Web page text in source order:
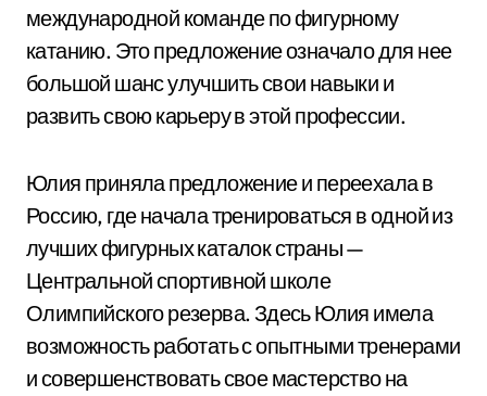
международной команде по фигурному
катанию. Это предложение означало для нее
большой шанс улучшить свои навыки и
развить свою карьеру в этой профессии.
Юлия приняла предложение и переехала в
Россию, где начала тренироваться в одной из
лучших фигурных каталок страны —
Центральной спортивной школе
Олимпийского резерва. Здесь Юлия имела
возможность работать с опытными тренерами
и совершенствовать свое мастерство на